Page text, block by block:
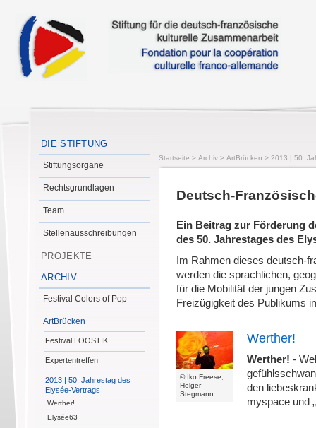
DIE STIFTUNG
Stiftungsorgane
Rechtsgrundlagen
Team
Stellenausschreibungen
PROJEKTE
ARCHIV
Festival Colors of Pop
ArtBrücken
Festival LOOSTIK
Expertentreffen
2013 | 50. Jahrestag des
Elysée-Vertrags
Werther!
Elysée63
Startseite > Archiv > ArtBrücken > 2013 | 50.
Deutsch-
Ein Beitrag zur Förderung
des 50. Jahrestages des
Im Rahmen dieses deutsch-
werden die sprachlichen,
für die Mobilität der jungen
Freizügigkeit des Publikums
© Iko Freese,
Holger
Stegmann
Werther!
Werther! -
den
myspace und